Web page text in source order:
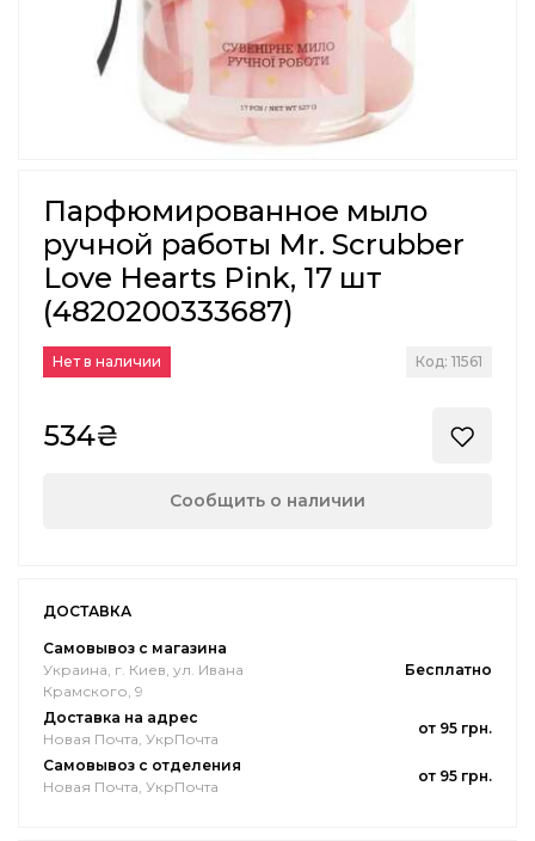
Парфюмированное мыло
ручной работы Mr. Scrubber
Love Hearts Pink, 17 шт
(4820200333687)
Нет в наличии Код: 11561
534₴
Сообщить о наличии
ДОСТАВКА
Самовывоз с магазина
Украина, г. Киев, ул. Ивана
Крамского, 9
Бесплатно
Доставка на адрес
Новая Почта, УкрПочта
от 95 грн.
Самовывоз с отделения
Новая Почта, УкрПочта
от 95 грн.